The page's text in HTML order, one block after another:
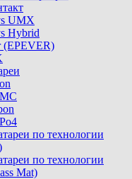
UMX
Hybrid
(EPEVER)
по технологии
по технологии
Mat)